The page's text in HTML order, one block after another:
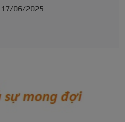
17/06/2025